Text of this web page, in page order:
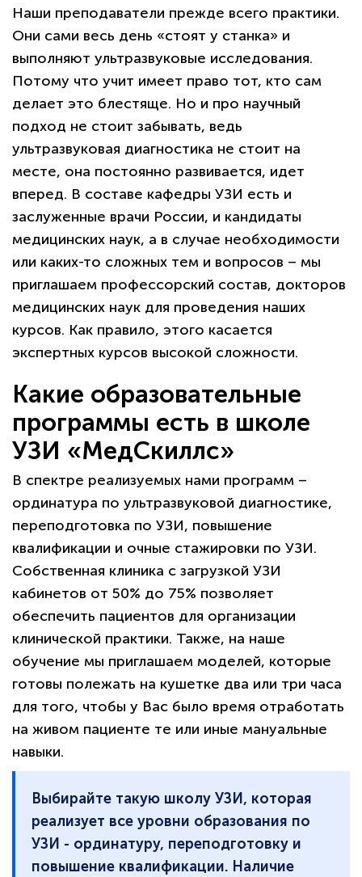
Наши преподаватели прежде всего практики.
Они сами весь день «стоят у станка» и
выполняют ультразвуковые исследования.
Потому что учит имеет право тот, кто сам
делает это блестяще. Но и про научный
подход не стоит забывать, ведь
ультразвуковая диагностика не стоит на
месте, она постоянно развивается, идет
вперед. В составе кафедры УЗИ есть и
заслуженные врачи России, и кандидаты
медицинских наук, а в случае необходимости
или каких-то сложных тем и вопросов – мы
приглашаем профессорский состав, докторов
медицинских наук для проведения наших
курсов. Как правило, этого касается
экспертных курсов высокой сложности.
Какие образовательные
программы есть в школе
УЗИ «МедСкиллс»
В спектре реализуемых нами программ –
ординатура по ультразвуковой диагностике,
переподготовка по УЗИ, повышение
квалификации и очные стажировки по УЗИ.
Собственная клиника с загрузкой УЗИ
кабинетов от 50% до 75% позволяет
обеспечить пациентов для организации
клинической практики. Также, на наше
обучение мы приглашаем моделей, которые
готовы полежать на кушетке два или три часа
для того, чтобы у Вас было время отработать
на живом пациенте те или иные мануальные
навыки.
Выбирайте такую школу УЗИ, которая
реализует все уровни образования по
УЗИ - ординатуру, переподготовку и
повышение квалификации. Наличие